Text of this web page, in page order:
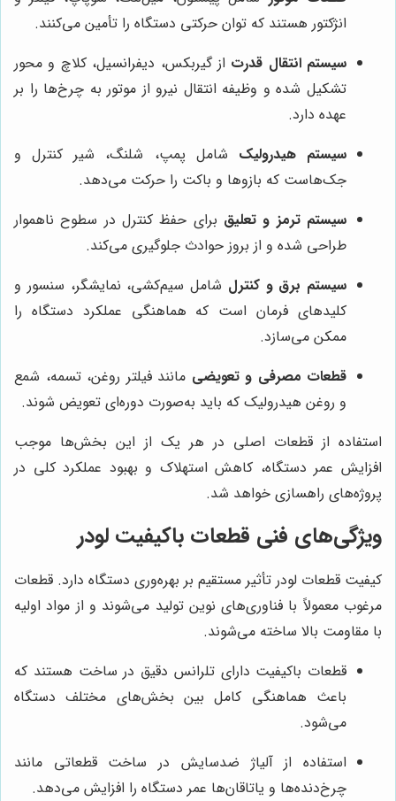
انژکتور هستند که توان حرکتی دستگاه را تأمین می‌کنند.
سیستم انتقال قدرت از گیربکس، دیفرانسیل، کلاچ و محور
تشکیل شده و وظیفه انتقال نیرو از موتور به چرخ‌ها را بر
عهده دارد.
سیستم هیدرولیک شامل پمپ، شلنگ، شیر کنترل و
جک‌هاست که بازوها و باکت را حرکت می‌دهد.
سیستم ترمز و تعلیق برای حفظ کنترل در سطوح ناهموار
طراحی شده و از بروز حوادث جلوگیری می‌کند.
سیستم برق و کنترل شامل سیم‌کشی، نمایشگر، سنسور و
کلیدهای فرمان است که هماهنگی عملکرد دستگاه را
ممکن می‌سازد.
قطعات مصرفی و تعویضی مانند فیلتر روغن، تسمه، شمع
و روغن هیدرولیک که باید به‌صورت دوره‌ای تعویض شوند.
استفاده از قطعات اصلی در هر یک از این بخش‌ها موجب
افزایش عمر دستگاه، کاهش استهلاک و بهبود عملکرد کلی در
پروژه‌های راهسازی خواهد شد.
ویژگی‌های فنی قطعات باکیفیت لودر
کیفیت قطعات لودر تأثیر مستقیم بر بهره‌وری دستگاه دارد. قطعات
مرغوب معمولاً با فناوری‌های نوین تولید می‌شوند و از مواد اولیه
با مقاومت بالا ساخته می‌شوند.
قطعات باکیفیت دارای تلرانس دقیق در ساخت هستند که
باعث هماهنگی کامل بین بخش‌های مختلف دستگاه
می‌شود.
استفاده از آلیاژ ضدسایش در ساخت قطعاتی مانند
چرخ‌دنده‌ها و یاتاقان‌ها عمر دستگاه را افزایش می‌دهد.